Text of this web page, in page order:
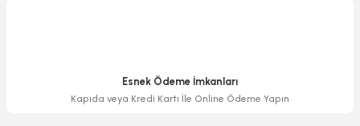
Esnek Ödeme İmkanları
Kapıda veya Kredi Kartı İle Online Ödeme Yapın